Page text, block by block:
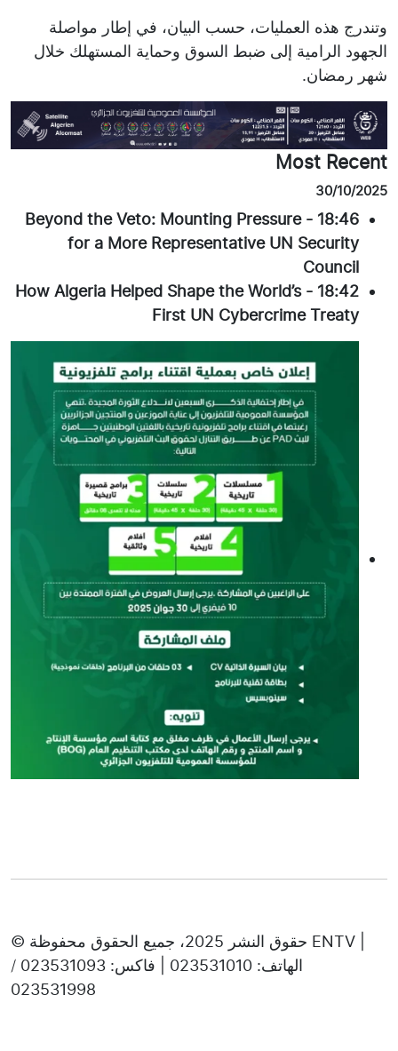
وتندرج هذه العمليات، حسب البيان، في إطار مواصلة
الجهود الرامية إلى ضبط السوق وحماية المستهلك خلال
شهر رمضان.
Most Recent
30/10/2025
18:46
-
Beyond the Veto: Mounting Pressure
for a More Representative UN Security
Council
18:42
-
How Algeria Helped Shape the World’s
First UN Cybercrime Treaty
© حقوق النشر 2025، جميع الحقوق محفوظة ENTV |
الهاتف: 023531010 | فاكس: 023531093 /
023531998